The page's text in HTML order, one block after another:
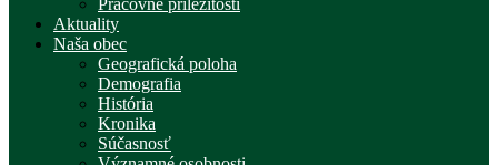
Pracovné príležitosti
Aktuality
Naša obec
Geografická poloha
Demografia
História
Kronika
Súčasnosť